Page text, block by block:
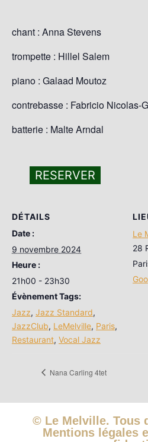
chant : Anna Stevens
trompette : Hillel Salem
piano : Galaad Moutoz
contrebasse : Fabricio Nicolas-
batterie : Malte Arndal
RESERVER
DÉTAILS
Date :
9 novembre 2024
Heure :
21h00 - 23h30
Évènement Tags:
Jazz, Jazz Standard,
JazzClub, LeMelville, Paris,
Restaurant, Vocal Jazz
Le
28
Nana Carling 4tet
© Le Melville. Tous
Mentions légales